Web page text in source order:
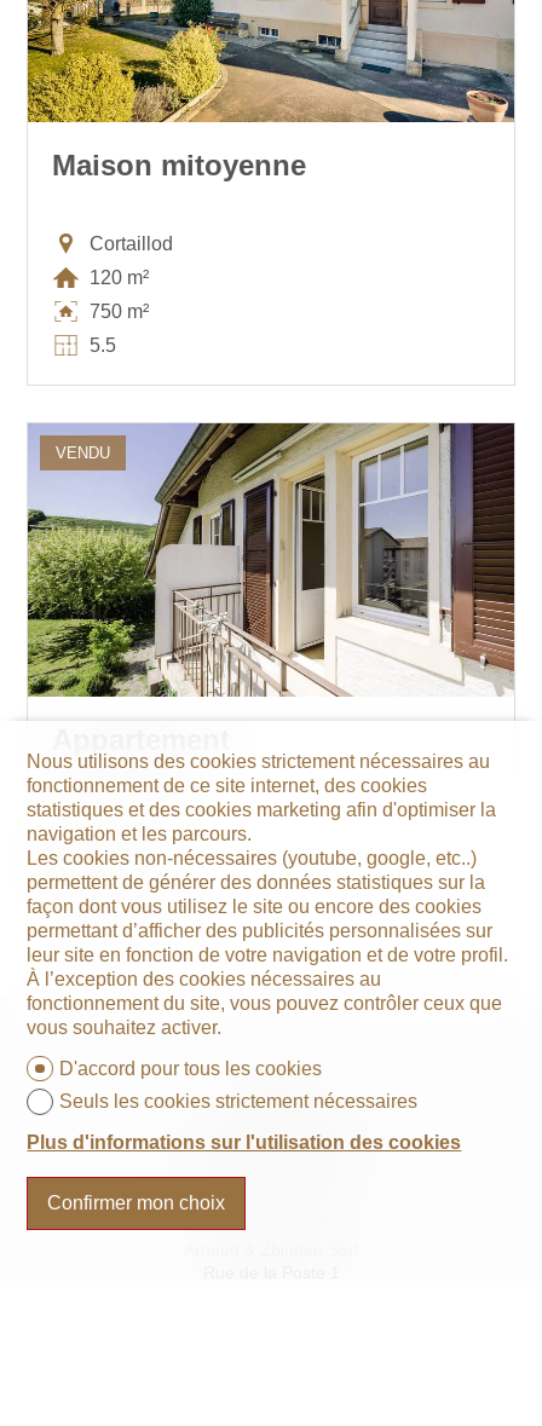
Maison mitoyenne
Cortaillod
120 m²
750 m²
5.5
VENDU
Cortaillod
~ 45 m²
3.5
Rez/1er étage
Nous utilisons des cookies strictement nécessaires au
fonctionnement de ce site internet, des cookies
statistiques et des cookies marketing afin d'optimiser la
navigation et les parcours.
Les cookies non-nécessaires (youtube, google, etc..)
permettent de générer des données statistiques sur la
façon dont vous utilisez le site ou encore des cookies
permettant d’afficher des publicités personnalisées sur
leur site en fonction de votre navigation et de votre profil.
À l’exception des cookies nécessaires au
fonctionnement du site, vous pouvez contrôler ceux que
vous souhaitez activer.
D'accord pour tous les cookies
Seuls les cookies strictement nécessaires
Plus d'informations sur l'utilisation des cookies
Confirmer mon choix